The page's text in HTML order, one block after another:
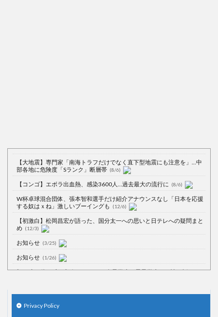
【大地震】専門家「南海トラフだけでなく直下型地震にも注意を」…中
部各地に危険度「Sランク」断層帯 (8/6)
【コンゴ】エボラ出血熱、感染3600人…過去最大の流行に (8/6)
W杯卓球混合団体、張本智和選手だけ紹介アナウンスなし「日本を応援
する奴はｘね」激しいブーイングも
(12/6)
【初激白】松岡昌宏が語った、国分太一への思いと日テレへの疑問まと
め (12/3)
お知らせ (3/25)
お知らせ (1/26)
顔20点、体80点と評価されていた女子学生が男子学生らの性の捌け口に
【中国】処理水の問題化狙うも不発？ASEAN関連会合で賛同広がらず
Privacy Policy